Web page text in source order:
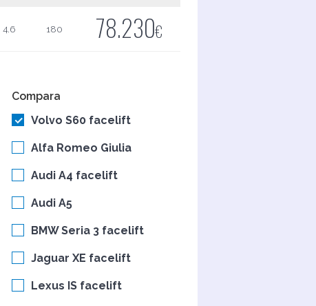
4.6 180 78.230€
Compara
Volvo S60 facelift
Alfa Romeo Giulia
Audi A4 facelift
Audi A5
BMW Seria 3 facelift
Jaguar XE facelift
Lexus IS facelift